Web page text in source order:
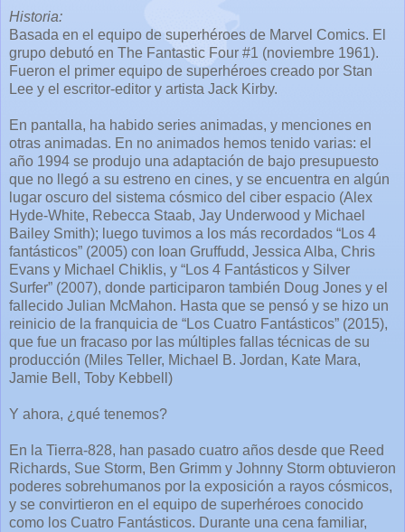
Historia:
Basada en el equipo de superhéroes de Marvel Comics. El
grupo debutó en The Fantastic Four #1 (noviembre 1961).
Fueron el primer equipo de superhéroes creado por Stan
Lee y el escritor-editor y artista Jack Kirby.
En pantalla, ha habido series animadas, y menciones en
otras animadas. En no animados hemos tenido varias: el
año 1994 se produjo una adaptación de bajo presupuesto
que no llegó a su estreno en cines, y se encuentra en algún
lugar oscuro del sistema cósmico del ciber espacio (Alex
Hyde-White, Rebecca Staab, Jay Underwood y Michael
Bailey Smith); luego tuvimos a los más recordados “Los 4
fantásticos” (2005) con Ioan Gruffudd, Jessica Alba, Chris
Evans y Michael Chiklis, y “Los 4 Fantásticos y Silver
Surfer” (2007), donde participaron también Doug Jones y el
fallecido Julian McMahon. Hasta que se pensó y se hizo un
reinicio de la franquicia de “Los Cuatro Fantásticos” (2015),
que fue un fracaso por las múltiples fallas técnicas de su
producción (Miles Teller, Michael B. Jordan, Kate Mara,
Jamie Bell, Toby Kebbell)
Y ahora, ¿qué tenemos?
En la Tierra-828, han pasado cuatro años desde que Reed
Richards, Sue Storm, Ben Grimm y Johnny Storm obtuvieron
poderes sobrehumanos por la exposición a rayos cósmicos,
y se convirtieron en el equipo de superhéroes conocido
como los Cuatro Fantásticos. Durante una cena familiar,